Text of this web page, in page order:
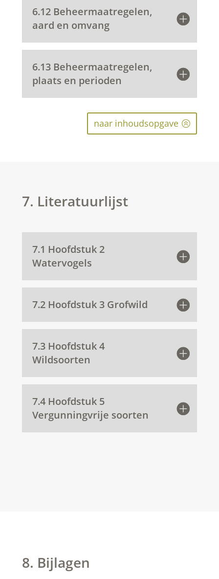
6.12 Beheermaatregelen,
aard en omvang
6.13 Beheermaatregelen,
plaats en perioden
naar inhoudsopgave
7. Literatuurlijst
7.1 Hoofdstuk 2
Watervogels
7.2 Hoofdstuk 3 Grofwild
7.3 Hoofdstuk 4
Wildsoorten
7.4 Hoofdstuk 5
Vergunningvrije soorten
8. Bijlagen